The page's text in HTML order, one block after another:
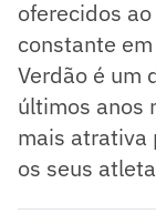
oferecidos
constante
Verdão é um
últimos anos
mais atrativa
os seus